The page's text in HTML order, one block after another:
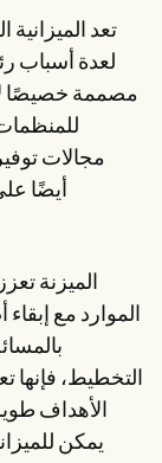
تعد الميزانية
لعدة أسباب
مصممة خصيصًا
مجالات
أيضًا
الميزنة
الموارد مع
التخطيط،
الأهداف
يمكن